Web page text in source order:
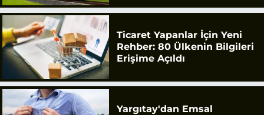
Ticaret Yapanlar İçin Yeni
Rehber: 80 Ülkenin Bilgileri
Erişime Açıldı
Yargıtay'dan Emsal